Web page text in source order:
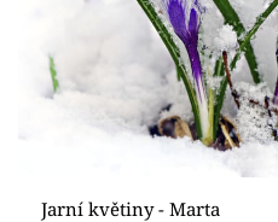
Sledujte prima+
Jarní květiny - Marta